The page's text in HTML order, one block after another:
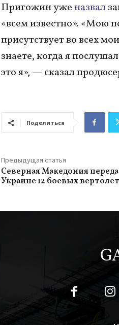
Пригожин уженазвал
«всем известно». «Мою
присутствует во всех
знаете, когда я
это я», — сказал
Поделиться
Предыдущая статья
Северная Македония
Украине 12 боевых